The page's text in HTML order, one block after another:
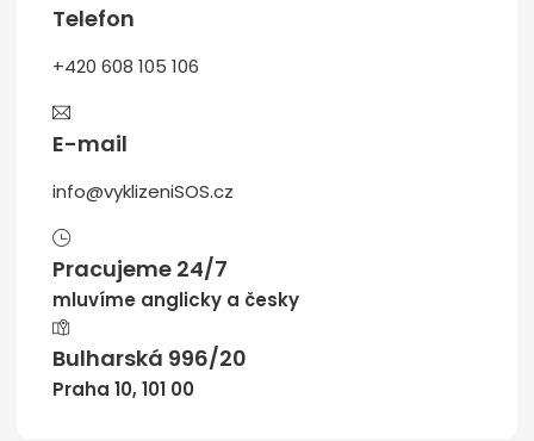
Telefon
+420 608 105 106
E-mail
info@vyklizeniSOS.cz
Pracujeme 24/7
mluvíme anglicky a česky
Bulharská 996/20
Praha 10, 101 00